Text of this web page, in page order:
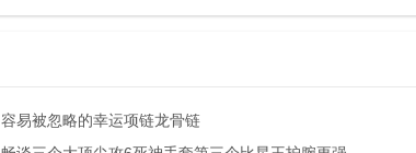
容易被忽略的幸运项链龙骨链